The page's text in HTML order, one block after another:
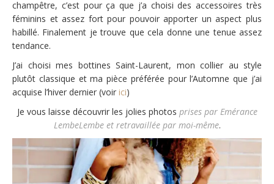
champêtre, c’est pour ça que j’a choisi des accessoires très
féminins et assez fort pour pouvoir apporter un aspect plus
habillé. Finalement je trouve que cela donne une tenue assez
tendance.
J’ai choisi mes bottines Saint-Laurent, mon collier au style
plutôt classique et ma pièce préférée pour l’Automne que j’ai
acquise l’hiver dernier (voir ici)
Je vous laisse découvrir les jolies photos prises par Emérance
LembeLembeet retravaillée par moi-même.